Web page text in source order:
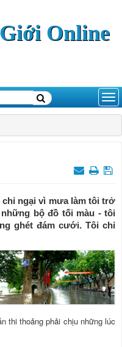
Online
chỉ ngại vì mưa làm tôi trở
bộ đồ tối màu - tôi
ghét đám cưới. Tôi chỉ
thi thoảng phải chịu những lúc